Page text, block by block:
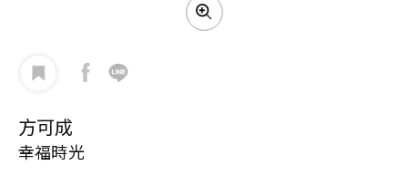
方可成
幸福時光